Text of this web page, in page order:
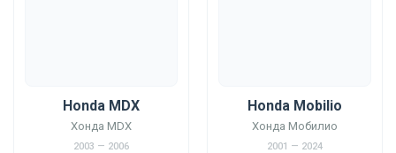
Honda MDX
Хонда MDX
2003 — 2006
Honda Mobilio
Хонда Мобилио
2001 — 2024